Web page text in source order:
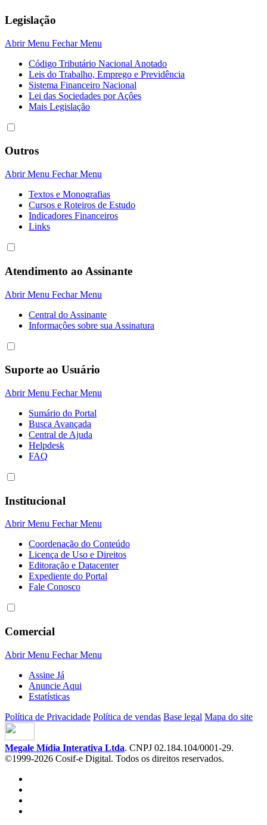
Legislação
Abrir Menu Fechar Menu
Código Tributário Nacional Anotado
Leis do Trabalho, Emprego e Previdência
Sistema Financeiro Nacional
Lei das Sociedades por Açôes
Mais Legislação
Outros
Abrir Menu Fechar Menu
Textos e Monografias
Cursos e Roteiros de Estudo
Indicadores Financeiros
Links
Atendimento ao Assinante
Abrir Menu Fechar Menu
Central do Assinante
Informaçôes sobre sua Assinatura
Suporte ao Usuário
Abrir Menu Fechar Menu
Sumário do Portal
Busca Avançada
Central de Ajuda
Helpdesk
FAQ
Institucional
Abrir Menu Fechar Menu
Coordenação do Conteúdo
Licença de Uso e Direitos
Editoração e Datacenter
Expediente do Portal
Fale Conosco
Comercial
Abrir Menu Fechar Menu
Assine Já
Anuncie Aqui
Estatísticas
Política de Privacidade Política de vendas Base legal Mapa do site
Megale Mídia Interativa Ltda. CNPJ 02.184.104/0001-29.
©1999-2026 Cosif-e Digital. Todos os direitos reservados.